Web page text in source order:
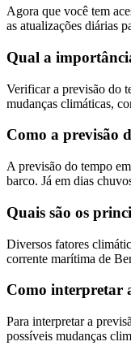
Agora que você tem
as atualizações diárias
Qual a
Verificar a previsão do
mudanças climáticas,
Como a previsão
A previsão do tempo
barco. Já em dias
Quais são os
Diversos fatores
corrente marítima de
Como interpretar
Para interpretar a
possíveis mudanças